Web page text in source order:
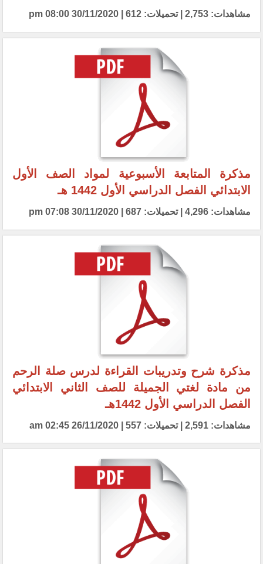
مشاهدات: 2,753 | تحميلات: 612 | 30/11/2020 08:00 pm
مذكرة المتابعة الأسبوعية لمواد الصف الأول
الابتدائي الفصل الدراسي الأول 1442 هـ
مشاهدات: 4,296 | تحميلات: 687 | 30/11/2020 07:08 pm
مذكرة شرح وتدريبات القراءة لدرس صلة الرحم
من مادة لغتي الجميلة للصف الثاني الابتدائي
الفصل الدراسي الأول 1442هـ
مشاهدات: 2,591 | تحميلات: 557 | 26/11/2020 02:45 am